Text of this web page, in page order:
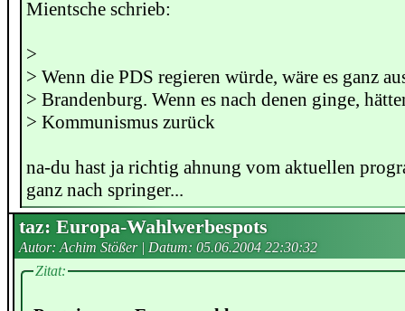
Mientsche schrieb:
>
> Wenn die PDS regieren würde, wäre es ganz
> Brandenburg. Wenn es nach denen ginge,
> Kommunismus zurück
na-du hast ja richtig ahnung vom aktuellen
ganz nach springer...
taz: Europa-Wahlwerbespots
Autor: Achim Stößer | Datum: 05.06.2004 22:30:32
Zitat: